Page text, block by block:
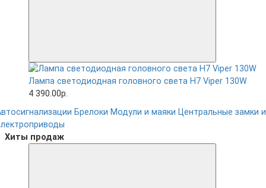
Лампа светодиодная головного света H7 Viper 130W
4 390.00р.
Брелоки Модули и маяки Центральные замки и
Хиты продаж